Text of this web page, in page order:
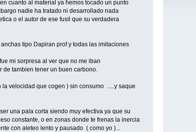
cuanto al material ya hemos tocado un punto
nadie ha tratado ni desarrollado nada
o el autor de ese fusil que su verdadera
tipo Dapiran prof y todas las imitaciones
mi sorpresa al ver que no me iban
tambien tener un buen carbono.
velocidad que cogen ) sin consumo .....y saque
una pala corta siendo muy efectiva ya que su
constante, o en zonas donde te frenas la inercia
con aleteo lento y pausado ( como yo )...